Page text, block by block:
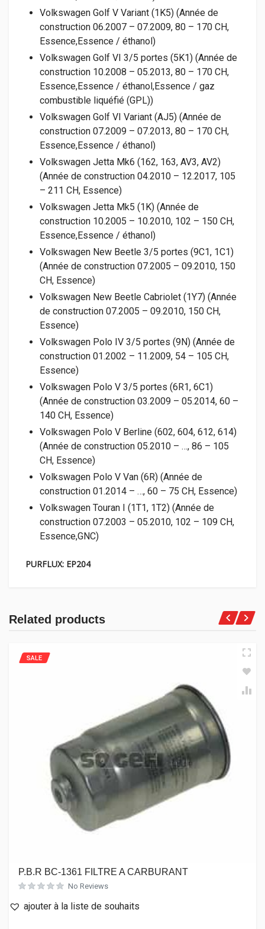
Volkswagen Golf V Variant (1K5) (Année de
construction 06.2007 – 07.2009, 80 – 170 CH,
Essence,Essence / éthanol)
Volkswagen Golf VI 3/5 portes (5K1) (Année de
construction 10.2008 – 05.2013, 80 – 170 CH,
Essence,Essence / éthanol,Essence / gaz
combustible liquéfié (GPL))
Volkswagen Golf VI Variant (AJ5) (Année de
construction 07.2009 – 07.2013, 80 – 170 CH,
Essence,Essence / éthanol)
Volkswagen Jetta Mk6 (162, 163, AV3, AV2)
(Année de construction 04.2010 – 12.2017, 105
– 211 CH, Essence)
Volkswagen Jetta Mk5 (1K) (Année de
construction 10.2005 – 10.2010, 102 – 150 CH,
Essence,Essence / éthanol)
Volkswagen New Beetle 3/5 portes (9C1, 1C1)
(Année de construction 07.2005 – 09.2010, 150
CH, Essence)
Volkswagen New Beetle Cabriolet (1Y7) (Année
de construction 07.2005 – 09.2010, 150 CH,
Essence)
Volkswagen Polo IV 3/5 portes (9N) (Année de
construction 01.2002 – 11.2009, 54 – 105 CH,
Essence)
Volkswagen Polo V 3/5 portes (6R1, 6C1)
(Année de construction 03.2009 – 05.2014, 60 –
140 CH, Essence)
Volkswagen Polo V Berline (602, 604, 612, 614)
(Année de construction 05.2010 – …, 86 – 105
CH, Essence)
Volkswagen Polo V Van (6R) (Année de
construction 01.2014 – …, 60 – 75 CH, Essence)
Volkswagen Touran I (1T1, 1T2) (Année de
construction 07.2003 – 05.2010, 102 – 109 CH,
Essence,GNC)
PURFLUX: EP204
Related products
SALE
P.B.R BC-1361 FILTRE A CARBURANT
No Reviews
ajouter à la liste de souhaits